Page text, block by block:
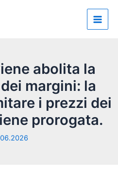
Main
abolita la
margini: la
i prezzi dei
prorogata.